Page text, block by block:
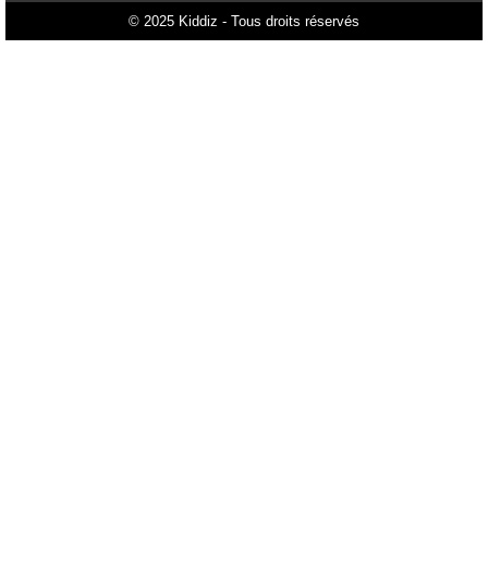
© 2025 Kiddiz - Tous droits réservés